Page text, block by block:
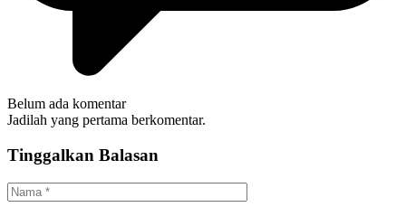
Belum ada komentar
Jadilah yang pertama berkomentar.
Tinggalkan Balasan